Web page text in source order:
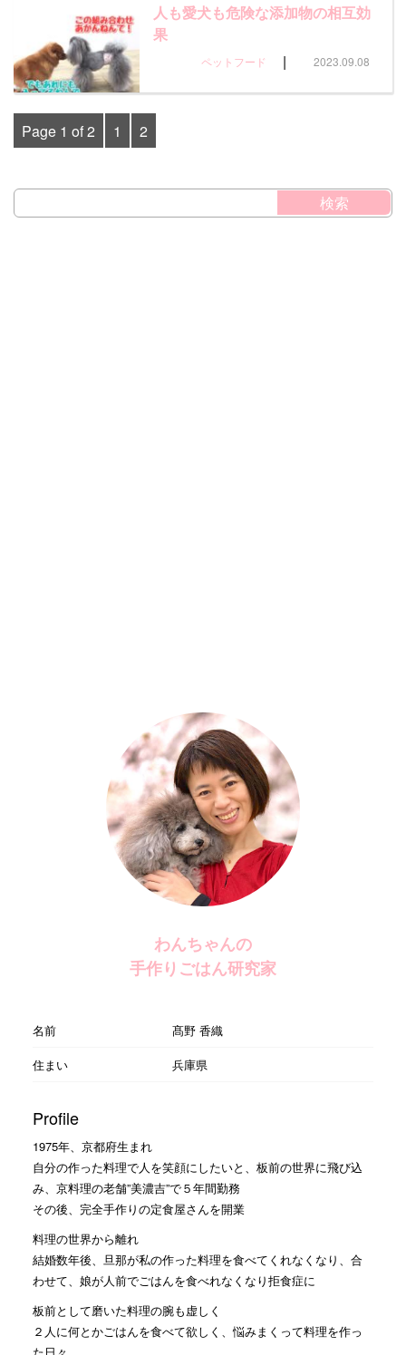
人も愛犬も危険な添加物の相互効
果
ペットフード | 2023.09.08
Page 1 of 2 1 2
わんちゃんの
手作りごはん研究家
名前
髙野 香織
住まい
兵庫県
Profile
1975年、京都府生まれ
自分の作った料理で人を笑顔にしたいと、板前の世界に飛び込
み、京料理の老舗”美濃吉”で５年間勤務
その後、完全手作りの定食屋さんを開業
料理の世界から離れ
結婚数年後、旦那が私の作った料理を食べてくれなくなり、合
わせて、娘が人前でごはんを食べれなくなり拒食症に
板前として磨いた料理の腕も虚しく
２人に何とかごはんを食べて欲しく、悩みまくって料理を作っ
た日々